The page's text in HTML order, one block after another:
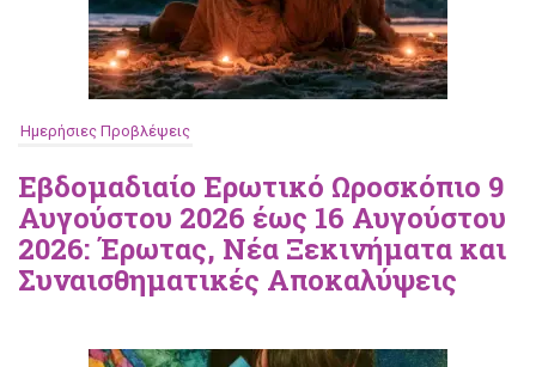
Ημερήσιες Προβλέψεις
Εβδομαδιαίο Ερωτικό Ωροσκόπιο 9
Αυγούστου 2026 έως 16 Αυγούστου
2026: Έρωτας, Νέα Ξεκινήματα και
Συναισθηματικές Αποκαλύψεις